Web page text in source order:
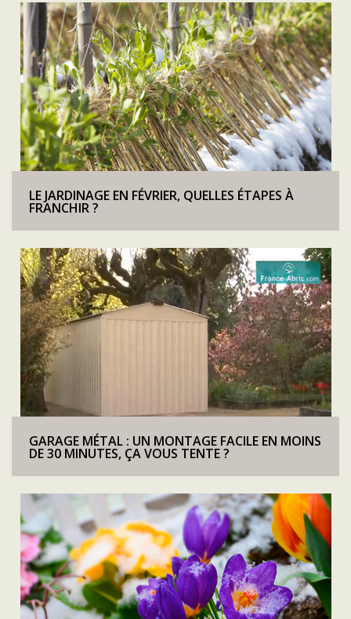
LE JARDINAGE EN FÉVRIER, QUELLES ÉTAPES À
FRANCHIR ?
GARAGE MÉTAL : UN MONTAGE FACILE EN MOINS
DE 30 MINUTES, ÇA VOUS TENTE ?